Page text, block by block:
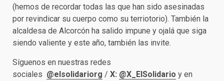
(hemos de recordar todas las que han sido asesinadas
por revindicar su cuerpo como su terriotorio). También la
alcaldesa de Alcorcón ha salido impune y ojalá que siga
siendo valiente y este año, también las invite.
Síguenos en nuestras redes
sociales @elsolidariorg / X: @X_ElSolidario y en